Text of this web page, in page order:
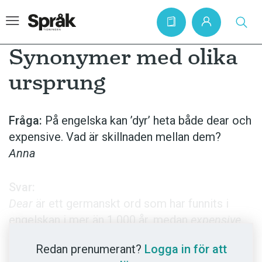
Hem
Artiklar
Krönikor
Språkfrågor
Podden
Synonymer med olika
ursprung
Fråga: På engelska kan ’dyr’ heta både dear och
expensive. Vad är skillnaden mellan dem?
Anna
engelskan i mer än 1 000 år, medan expensive
dag ärexpensivebetydligt vanligare, mendear
Redan prenumerant? Logga in för att